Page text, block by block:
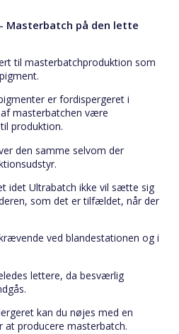
Masterbatch på den lette
til masterbatchproduktion som
er fordispergeret i
masterbatchen være
produktion.
den samme selvom der
idet Ultrabatch ikke vil sætte sig
som det er tilfældet, når der
ved blandestationen og i
lettere, da besværlig
kan du nøjes med en
at producere masterbatch.